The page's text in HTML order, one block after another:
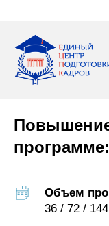
программе:
Объем
36 / 72 /